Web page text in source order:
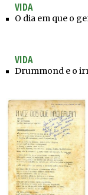
VIDA
O dia em que o
VIDA
Drummond e o